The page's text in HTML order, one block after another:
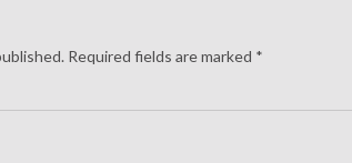
Required fields are marked *